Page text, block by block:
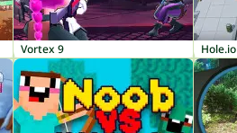
Vortex 9 Hole.io